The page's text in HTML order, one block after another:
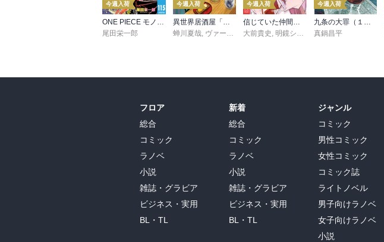
今週入荷
ONE PIECE モノクロ版 115
尾田栄一郎
今週入荷
異世界居酒屋「のぶ」(22)
蝉川夏哉, ヴァージニア二等兵 ,転
今週入荷
信じていた仲間達にダンジョン奥地で殺されかけたがギフト『無限ガチャ』でレベル９９９９の仲間達を手に入れて元パーティーメンバーと世界に復讐＆『ざまぁ！』します！（２３）
大前貴史 ,明鏡シスイ ,ｔｅｆ
今週入荷
九条の大罪（１７）
真鍋昌平
フロア
総合
コミック
ラノベ
小説
雑誌・グラビア
ビジネス・実用
BL・TL
新着
総合
コミック
ラノベ
小説
雑誌・グラビア
ビジネス・実用
BL・TL
ジャンル
コミック
男性コミック
女性コミック
コミック誌
ライトノベル
男子向けラノベ
女子向けラノベ
小説